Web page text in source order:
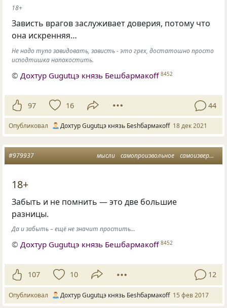
18+
Зависть врагов заслуживает доверия, потому что
она искренняя…
Не надо тупо завидовать, зависть - это грех, достатошно просто
исподтишка напакостить.
© Дохтур Gugutцэ князь Бешбармакоff 8452
97 16 44
Опубликовал Дохтур Gugutцэ князь Беshбармакоff 18 дек 2021
мысли самопроизвольное самоизвержение
#979937
18+
Забыть и не помнить — это две большие
разницы.
Да и забыть – ещё не значит простить...
©Дохтур Gugutцэ князь Бешбармакоff 8452
107 10 12
Опубликовал Дохтур Gugutцэ князь Беshбармакоff 15 фев 2017